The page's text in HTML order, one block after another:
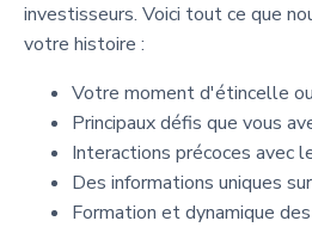
investisseurs. Voici tout ce que
votre histoire :
Votre moment d'étincelle
Principaux défis que vous
Interactions précoces avec
Des informations uniques
Formation et dynamique